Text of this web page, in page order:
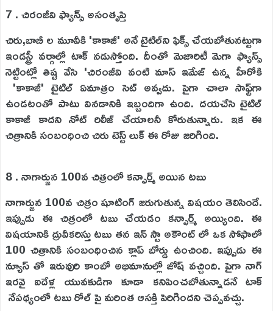
7 . చిరంజీవి ఫ్యాన్స్ అసంతృప్తి
చిరు,బాబీ ల మూవీకి 'కాకాజీ' అనే టైటిల్‌ని ఫిక్స్ చేయబోతునట్టుగా
ఇండస్ట్రీ వర్గాల్లో టాక్ నడుస్తోంది. దీంతో మెజారిటీ మెగా ఫ్యాన్స్
నెట్టింట్లో తిష్ట వేసి 'చిరంజీవి వంటి మాస్ ఇమేజ్ ఉన్న హీరోకి
'కాకాజీ' టైటిల్ ఏమాత్రం సెట్ అవ్వదు. పైగా చాలా సాఫ్ట్‌గా
ఉండటంతో పాటు వినడానికి ఇబ్బందిగా ఉంది. దయచేసి టైటిల్
కాకాజీ కాదని నోట్ రిలీజ్ చేయాలనీ కోరుతున్నారు. ఇక ఈ
చిత్రానికి సంబంధించి చిరు టెస్ట్ లుక్ ఈ రోజు జరిగింది.
8 . నాగార్జున 100వ చిత్రంలో కన్ఫార్మ్ అయిన టబు
నాగార్జున 100వ చిత్రం షూటింగ్ జరుగుతున్న విషయం తెలిసిందే.
ఇప్పుడు ఈ చిత్రంలో టబు చేయడం కన్ఫార్మ్ అయ్యింది. ఈ
విషయానికి ద్రువీకరిస్తు టబు తన ఇన్ స్టా అకౌంట్ లో ఒక సోఫాలో
100 చిత్రానికి సంబంధించిన క్లాప్ బోర్డు ఉంచింది. ఇప్పుడు ఈ
న్యూస్ తో ఇరువురి కాంబో అభిమానుల్లో జోష్ వచ్చింది. పైగా నాగ్
ఇరవై ఐదేళ్ల యువకుడిగా కూడా కనిపించబోతున్నాడనే టాక్
నేపథ్యంలో టబు రోల్ పై మరింత ఆసక్తి పెరిగిందని చెప్పవచ్చు.